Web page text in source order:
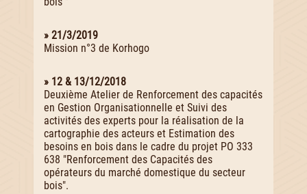
» 21/3/2019
Mission n°3 de Korhogo
» 12 & 13/12/2018
Deuxième Atelier de Renforcement des capacités
en Gestion Organisationnelle et Suivi des
activités des experts pour la réalisation de la
cartographie des acteurs et Estimation des
besoins en bois dans le cadre du projet PO 333
638 "Renforcement des Capacités des
opérateurs du marché domestique du secteur
bois".